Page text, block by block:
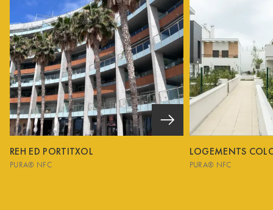
REH ED PORTITXOL
PURA® NFC
LOGEMENTS
PURA® NFC